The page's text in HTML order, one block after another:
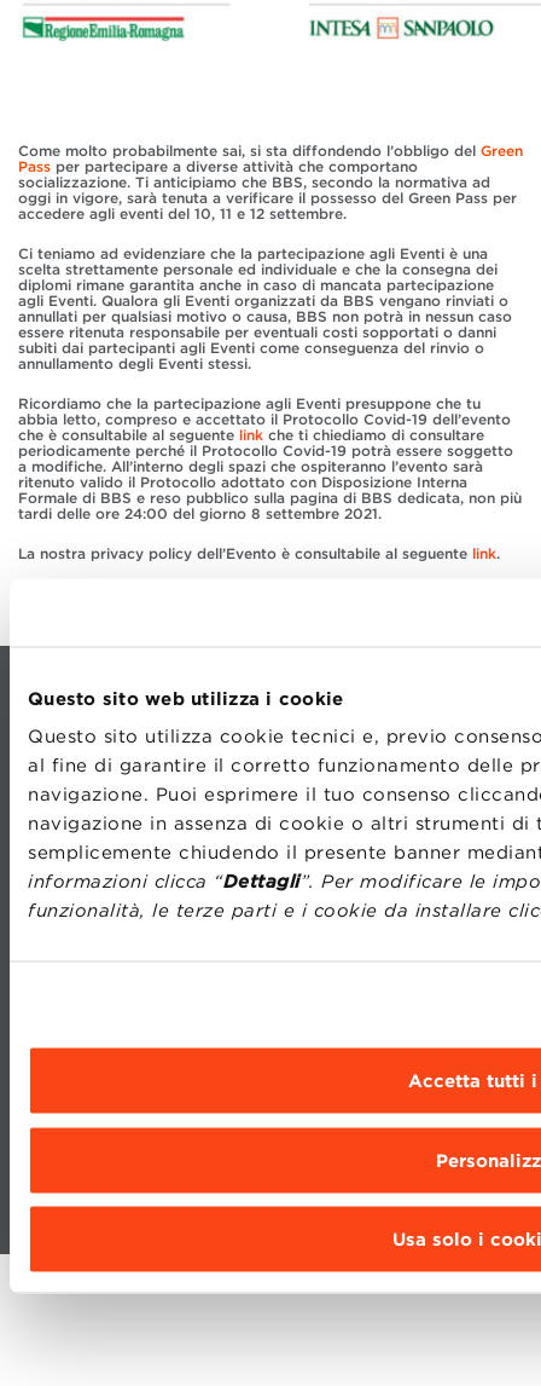
Questo sito web utilizza i cookie
Questo sito utilizza cookie tecnici e, previo
al fine di garantire il corretto funzionamento delle
navigazione. Puoi esprimere il tuo consenso
navigazione in assenza di cookie o altri strumenti
semplicemente chiudendo il presente banner
informazioni clicca “Dettagli”. Per modificare le
funzionalità, le terze parti e i cookie da installare
Accetta tutti i
Usa solo i
Come molto probabilmente sai, si sta diffondendo l’obbligo del Green
Pass per partecipare a diverse attività che comportano
socializzazione. Ti anticipiamo che BBS, secondo la normativa ad
oggi in vigore, sarà tenuta a verificare il possesso del Green Pass per
accedere agli eventi del 10, 11 e 12 settembre.
Ci teniamo ad evidenziare che la partecipazione agli Eventi è una
scelta strettamente personale ed individuale e che la consegna dei
diplomi rimane garantita anche in caso di mancata partecipazione
agli Eventi. Qualora gli Eventi organizzati da BBS vengano rinviati o
annullati per qualsiasi motivo o causa, BBS non potrà in nessun caso
essere ritenuta responsabile per eventuali costi sopportati o danni
subiti dai partecipanti agli Eventi come conseguenza del rinvio o
annullamento degli Eventi stessi.
Ricordiamo che la partecipazione agli Eventi presuppone che tu
abbia letto, compreso e accettato il Protocollo Covid-19 dell’evento
che è consultabile al seguente link che ti chiediamo di consultare
periodicamente perché il Protocollo Covid-19 potrà essere soggetto
a modifiche. All’interno degli spazi che ospiteranno l’evento sarà
ritenuto valido il Protocollo adottato con Disposizione Interna
Formale di BBS e reso pubblico sulla pagina di BBS dedicata, non più
tardi delle ore 24:00 del giorno 8 settembre 2021.
La nostra privacy policy dell’Evento è consultabile al seguente link.
CONTATTI
TRASPARENZA
PRIVACY
LAVORA CON NOI
STATUTO
CODICE ETICO